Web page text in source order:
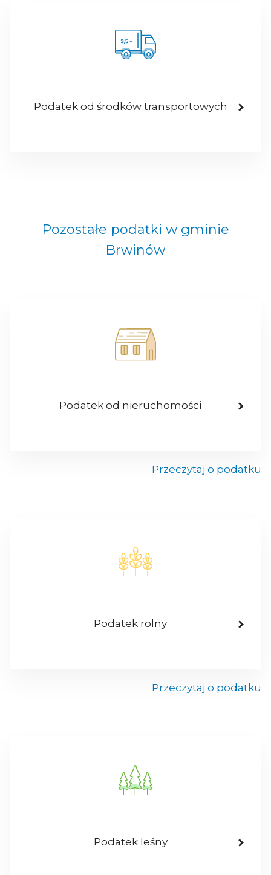
Podatek od środków transportowych
Pozostałe podatki w gminie
Brwinów
Podatek od nieruchomości
Przeczytaj o podatku
Podatek rolny
Przeczytaj o podatku
Podatek leśny